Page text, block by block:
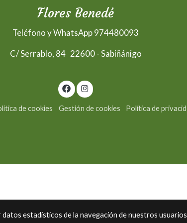
Flores Benedé
Teléfono y WhatsApp 974480093
C/ Serrablo, 84 22600 - Sabiñánigo
de cookies Gestión de cookies Política de
estadísticos de la navegación de nuestros